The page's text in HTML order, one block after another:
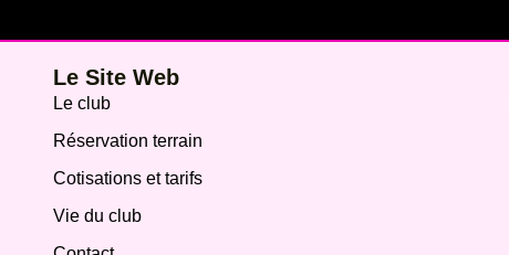
Le Site Web
Le club
Réservation terrain
Cotisations et tarifs
Vie du club